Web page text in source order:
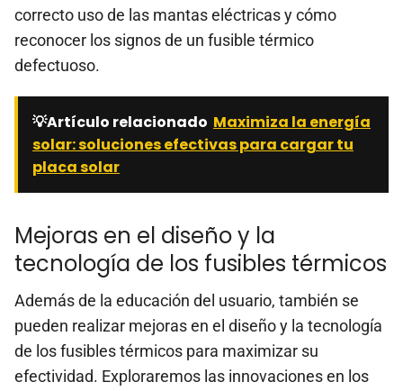
correcto uso de las mantas eléctricas y cómo
reconocer los signos de un fusible térmico
defectuoso.
💡Artículo relacionado Maximiza la energía
solar: soluciones efectivas para cargar tu
placa solar
Mejoras en el diseño y la
tecnología de los fusibles térmicos
Además de la educación del usuario, también se
pueden realizar mejoras en el diseño y la tecnología
de los fusibles térmicos para maximizar su
efectividad. Exploraremos las innovaciones en los